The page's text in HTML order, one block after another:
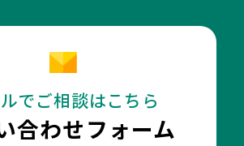
でご相談はこちら
合わせフォーム